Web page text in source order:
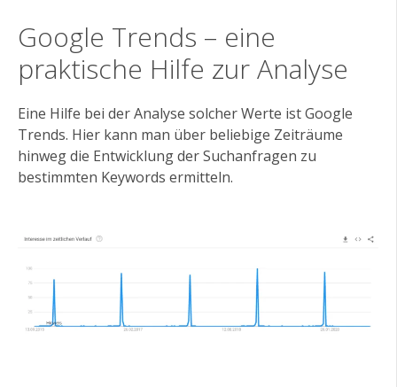
Google Trends – eine
praktische Hilfe zur Analyse
Eine Hilfe bei der Analyse solcher Werte ist Google
Trends. Hier kann man über beliebige Zeiträume
hinweg die Entwicklung der Suchanfragen zu
bestimmten Keywords ermitteln.